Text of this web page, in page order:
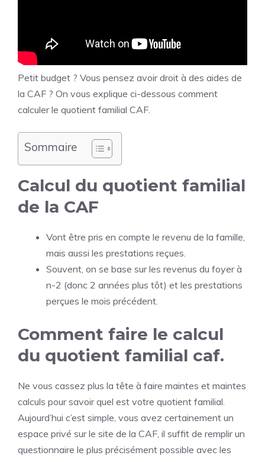
Petit budget ? Vous pensez avoir droit à des aides de
la CAF ? On vous explique ci-dessous comment
calculer le quotient familial CAF.
Sommaire
Calcul du quotient familial
de la CAF
Vont être pris en compte le revenu de la famille,
mais aussi les prestations reçues.
Souvent, on se base sur les revenus du foyer à
n-2 (donc 2 années plus tôt) et les prestations
perçues le mois précédent.
Comment faire le calcul
du quotient familial caf.
Ne vous cassez plus la tête à faire maintes et maintes
calculs pour savoir quel est votre quotient familial.
Aujourd’hui c’est simple, vous avez certainement un
espace privé sur le site de la CAF, il suffit de remplir un
questionnaire le plus précisément possible avec les